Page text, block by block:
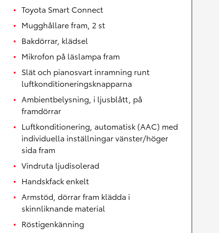
Toyota Smart Connect
Mugghållare fram, 2 st
Bakdörrar, klädsel
Mikrofon på läslampa fram
Slät och pianosvart inramning runt
luftkonditioneringsknapparna
Ambientbelysning, i ljusblått, på
framdörrar
Luftkonditionering, automatisk (AAC) med
individuella inställningar vänster/höger
sida fram
Vindruta ljudisolerad
Handskfack enkelt
Armstöd, dörrar fram klädda i
skinnliknande material
Röstigenkänning